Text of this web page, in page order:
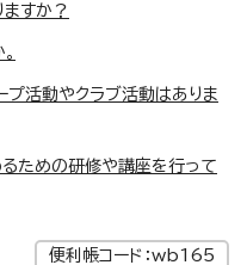
すか？
活動やクラブ活動はありま
ための研修や講座を行って
便利帳コード：wb165